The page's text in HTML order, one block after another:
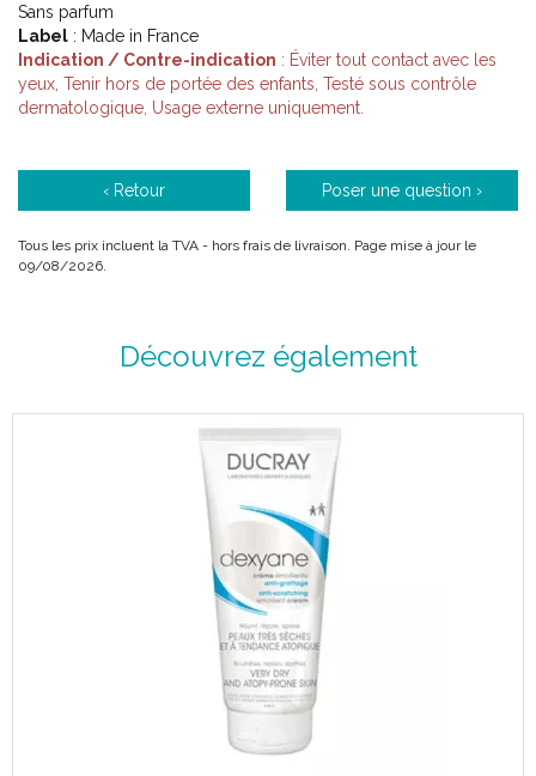
Sans parfum
Label : Made in France
Indication / Contre-indication : Éviter tout contact avec les
yeux, Tenir hors de portée des enfants, Testé sous contrôle
dermatologique, Usage externe uniquement.
‹ Retour Poser une question ›
Tous les prix incluent la TVA - hors frais de livraison. Page mise à jour le
09/08/2026.
Découvrez également